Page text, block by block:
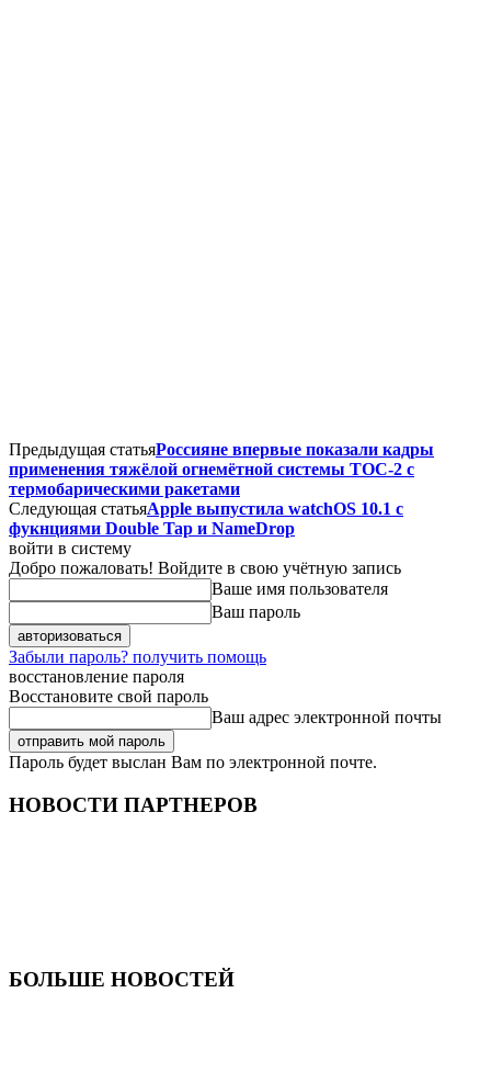
Предыдущая статьяРоссияне впервые показали кадры
применения тяжёлой огнемётной системы ТОС-2 с
термобарическими ракетами
Следующая статьяApple выпустила watchOS 10.1 с
фукнциями Double Tap и NameDrop
войти в систему
Добро пожаловать! Войдите в свою учётную запись
Ваше имя пользователя
Ваш пароль
Забыли пароль? получить помощь
восстановление пароля
Восстановите свой пароль
Ваш адрес электронной почты
Пароль будет выслан Вам по электронной почте.
НОВОСТИ ПАРТНЕРОВ
БОЛЬШЕ НОВОСТЕЙ